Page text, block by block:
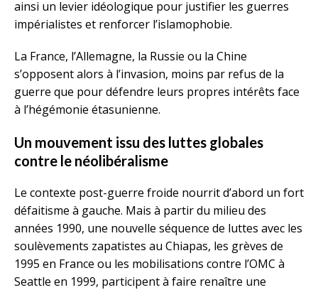
ainsi un levier idéologique pour justifier les guerres
impérialistes et renforcer l’islamophobie.
La France, l’Allemagne, la Russie ou la Chine
s’opposent alors à l’invasion, moins par refus de la
guerre que pour défendre leurs propres intérêts face
à l’hégémonie étasunienne.
Un mouvement issu des luttes globales
contre le néolibéralisme
Le contexte post-guerre froide nourrit d’abord un fort
défaitisme à gauche. Mais à partir du milieu des
années 1990, une nouvelle séquence de luttes avec les
soulèvements zapatistes au Chiapas, les grèves de
1995 en France ou les mobilisations contre l’OMC à
Seattle en 1999, participent à faire renaître une